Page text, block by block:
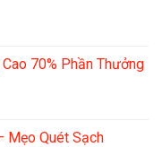
70% Phần Thưởng
Mẹo Quét Sạch